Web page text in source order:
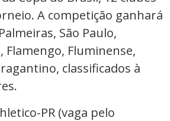
A competição ganhará
São Paulo,
Flamengo, Fluminense,
classificados à
PR (vaga pelo